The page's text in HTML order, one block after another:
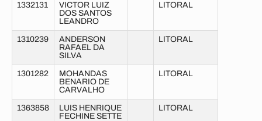
1332131
VICTOR LUIZ
DOS SANTOS
LEANDRO
LITORAL
1310239
ANDERSON
RAFAEL DA
SILVA
LITORAL
1301282
MOHANDAS
BENARIO DE
CARVALHO
LITORAL
1363858
LUIS HENRIQUE
FECHINE SETTE
LITORAL